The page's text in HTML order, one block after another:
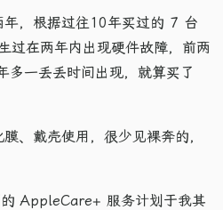
，根据过往10年买过的 7 台
过在两年内出现硬件故障，前两
一丢丢时间出现，就算买了
、戴壳使用，很少见裸奔的，
的 AppleCare+ 服务计划于我其